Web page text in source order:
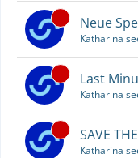
Neue
Katharina
Last
Katharina
SAVE
Katharina